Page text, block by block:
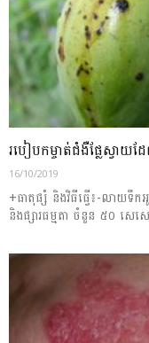
របៀបកម្ចាត់​ជំងឺផ្លែស្វាយ​
16/10/2019
+ធាតុ​ផ្សំ និង​វិធី​ធ្វើ​៖ ​-លាយ​ទឹ
និង​ផ្សារ​ធម្មតា ចំនួន ៥០ សេ​